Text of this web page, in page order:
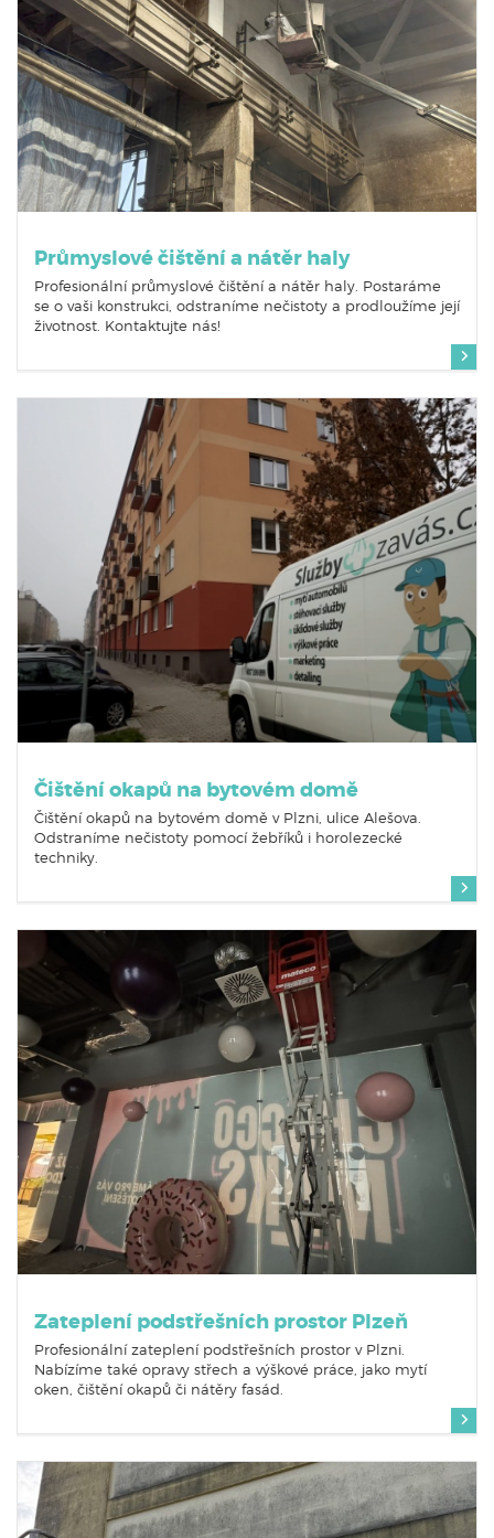
Průmyslové čištění a nátěr haly
Profesionální průmyslové čištění a nátěr haly. Postaráme
se o vaši konstrukci, odstraníme nečistoty a prodloužíme její
životnost. Kontaktujte nás!
Čištění okapů na bytovém domě
Čištění okapů na bytovém domě v Plzni, ulice Alešova.
Odstraníme nečistoty pomocí žebříků i horolezecké
techniky.
Zateplení podstřešních prostor Plzeň
Profesionální zateplení podstřešních prostor v Plzni.
Nabízíme také opravy střech a výškové práce, jako mytí
oken, čištění okapů či nátěry fasád.